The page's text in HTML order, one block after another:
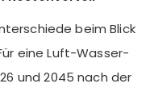
beim Blick
eine Luft-Wasser-
und 2045 nach der